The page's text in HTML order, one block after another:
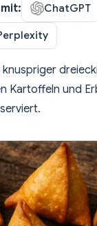
ChatGPT
Kartoffeln und